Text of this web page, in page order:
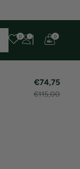
0 0
€74,75
€115,00